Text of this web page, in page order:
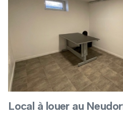
Local à louer au